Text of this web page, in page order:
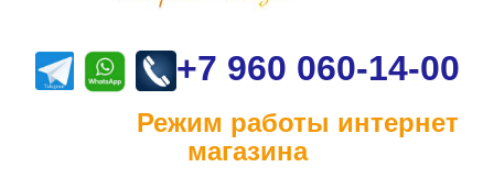
+7 960 060-14-00
Режим работы интернет
магазина